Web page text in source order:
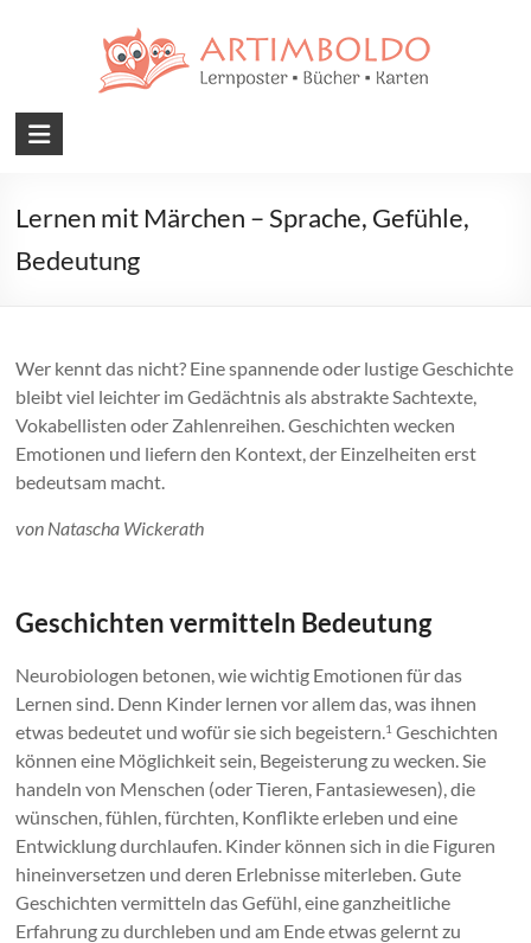
Artimboldo
–
Lernposter,
Kreative
Lernposter,
Bücher,
Karten
Familie,
Hause
als
Geschenkidee
Lernen mit Märchen – Sprache, Gefühle,
Bedeutung
Wer kennt das nicht? Eine spannende oder lustige Geschichte
bleibt viel leichter im Gedächtnis als abstrakte Sachtexte,
Vokabellisten oder Zahlenreihen. Geschichten wecken
Emotionen und liefern den Kontext, der Einzelheiten erst
bedeutsam macht.
von Natascha Wickerath
Geschichten vermitteln Bedeutung
Neurobiologen betonen, wie wichtig Emotionen für das
Lernen sind. Denn Kinder lernen vor allem das, was ihnen
etwas bedeutet und wofür sie sich begeistern.1 Geschichten
können eine Möglichkeit sein, Begeisterung zu wecken. Sie
handeln von Menschen (oder Tieren, Fantasiewesen), die
wünschen, fühlen, fürchten, Konflikte erleben und eine
Entwicklung durchlaufen. Kinder können sich in die Figuren
hineinversetzen und deren Erlebnisse miterleben. Gute
Geschichten vermitteln das Gefühl, eine ganzheitliche
Erfahrung zu durchleben und am Ende etwas gelernt zu